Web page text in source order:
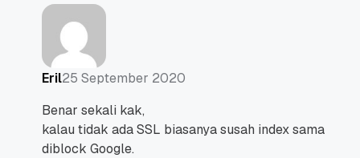
Eril25 September 2020
Benar sekali kak,
kalau tidak ada SSL biasanya susah index sama
diblock Google.